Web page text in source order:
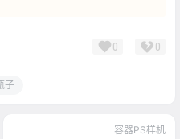
0 0
子
容器PS样机